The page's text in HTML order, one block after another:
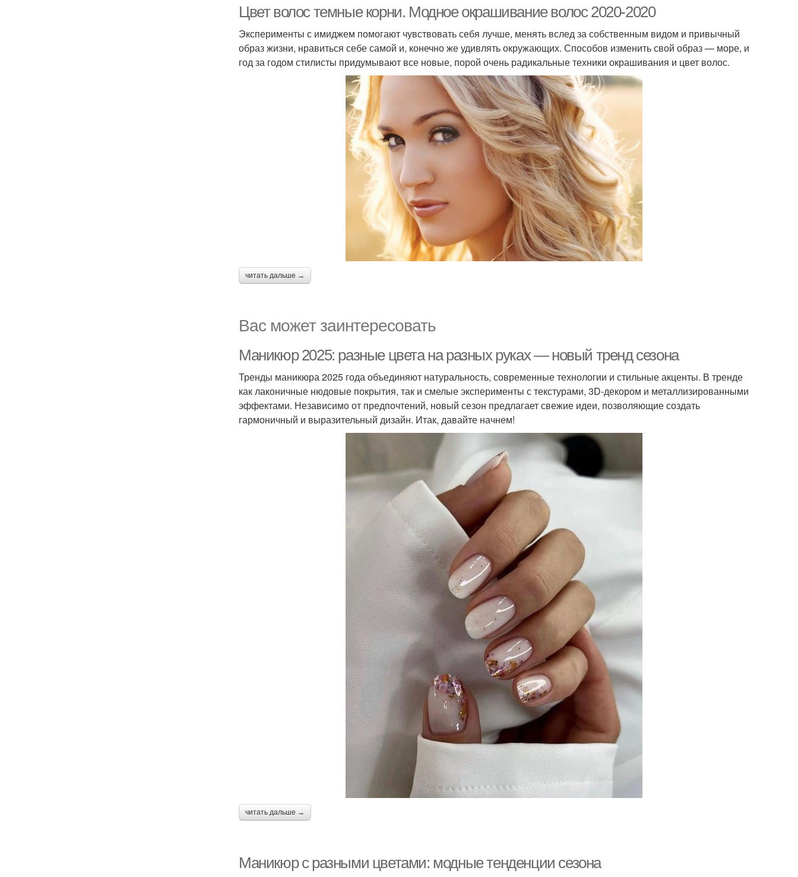
Цвет волос темные корни. Модное окрашивание волос 2020-2020
Эксперименты с имиджем помогают чувствовать себя лучше, менять вслед за собственным видом и привычный
образ жизни, нравиться себе самой и, конечно же удивлять окружающих. Способов изменить свой образ — море, и
год за годом стилисты придумывают все новые, порой очень радикальные техники окрашивания и цвет волос.
читать дальше →
Вас может заинтересовать
Маникюр 2025: разные цвета на разных руках — новый тренд сезона
Тренды маникюра 2025 года объединяют натуральность, современные технологии и стильные акценты. В тренде
как лаконичные нюдовые покрытия, так и смелые эксперименты с текстурами, 3D-декором и металлизированными
эффектами. Независимо от предпочтений, новый сезон предлагает свежие идеи, позволяющие создать
гармоничный и выразительный дизайн. Итак, давайте начнем!
читать дальше →
Маникюр с разными цветами: модные тенденции сезона